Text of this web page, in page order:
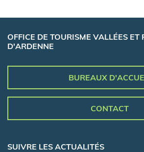
OFFICE DE TOURISME VALLÉES ET
D'ARDENNE
BUREAUX
CONTACT
SUIVRE LES ACTUALITÉS